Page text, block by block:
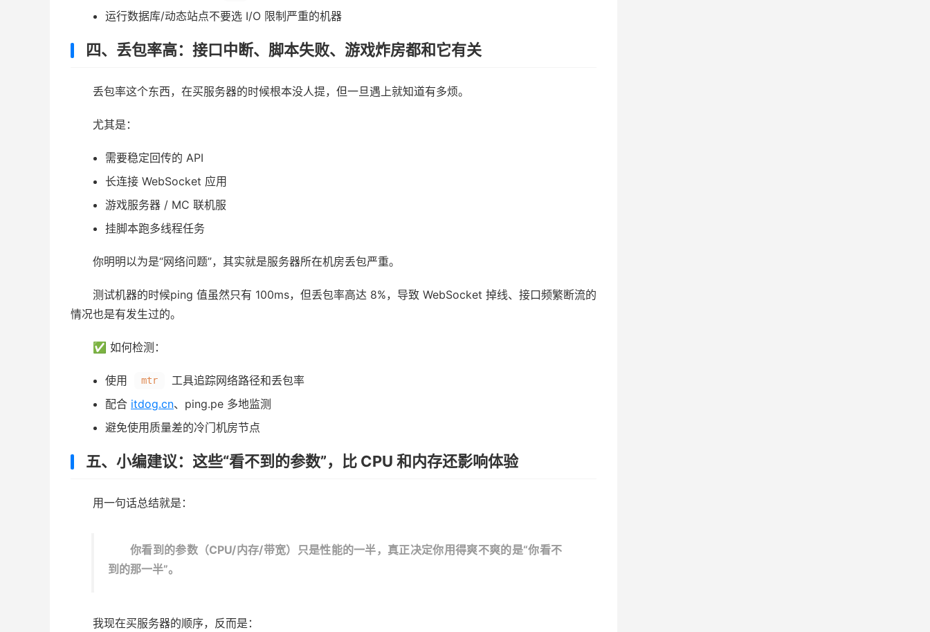
运行数据库/动态站点不要选 I/O 限制严重的机器
四、丢包率高：接口中断、脚本失败、游戏炸房都和它有关
丢包率这个东西，在买服务器的时候根本没人提，但一旦遇上就知道有多烦。
尤其是：
需要稳定回传的 API
长连接 WebSocket 应用
游戏服务器 / MC 联机服
挂脚本跑多线程任务
你明明以为是“网络问题”，其实就是服务器所在机房丢包严重。
测试机器的时候ping 值虽然只有 100ms，但丢包率高达 8%，导致 WebSocket 掉线、接口频繁断流的
情况也是有发生过的。
✅ 如何检测：
使用 mtr
工具追踪网络路径和丢包率
配合 itdog.cn、ping.pe 多地监测
避免使用质量差的冷门机房节点
五、小编建议：这些“看不到的参数”，比 CPU 和内存还影响体验
用一句话总结就是：
你看到的参数（CPU/内存/带宽）只是性能的一半，真正决定你用得爽不爽的是“你看不
到的那一半”。
我现在买服务器的顺序，反而是：